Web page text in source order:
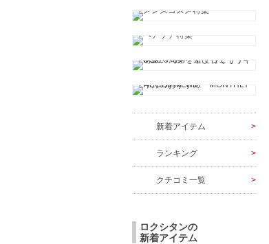
新着アイテム
ランキング
クチコミ一覧
ロクシタンの
新着アイテム